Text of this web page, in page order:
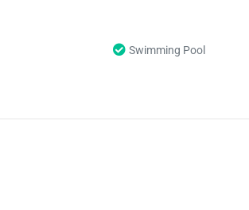
Swimming Pool